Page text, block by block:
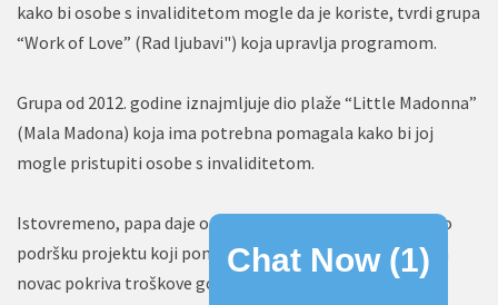
kako bi osobe s invaliditetom mogle da je koriste, tvrdi grupa
“Work of Love” (Rad ljubavi") koja upravlja programom.
Grupa od 2012. godine iznajmljuje dio plaže “Little Madonna”
(Mala Madona) koja ima potrebna pomagala kako bi joj
mogle pristupiti osobe s invaliditetom.
Istovremeno, papa daje određenu sumu novca kako bi dao
podršku projektu koji pomaže mladima s invaliditetom, a
novac pokriva troškove godišnjeg zakupa plaže “Little
Chat Now (1)